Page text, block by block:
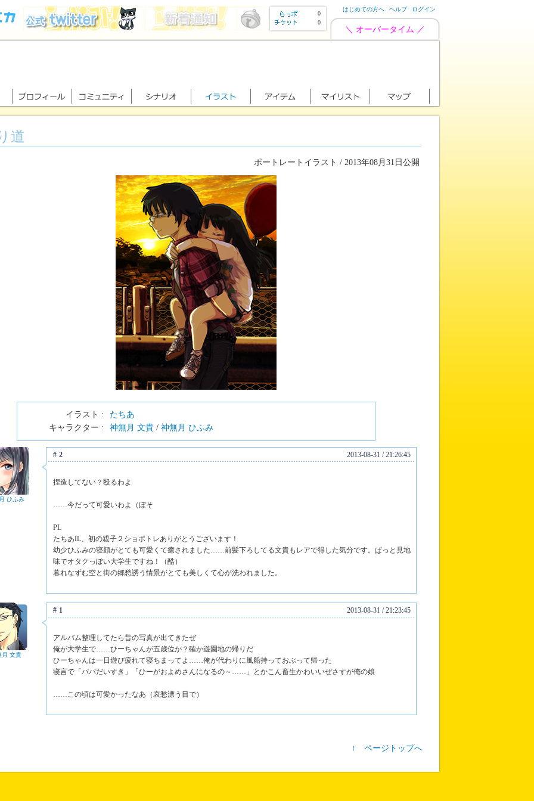
0
0
はじめての方へ ヘルプ ログイン
＼ オーバータイム ／
道
ポートレートイラスト / 2013年08月31日公開
イラスト :
たちあ
キャラクター :
神無月 文貴 / 神無月 ひふみ
ひふみ
#2 2013-08-31 / 21:26:45
捏造してない？殴るわよ
……今だって可愛いわよ（ぼそ
PL
たちあIL、初の親子２ショポトレありがとうございます！
幼少ひふみの寝顔がとても可愛くて癒されました……前髪下ろしてる文貴もレアで得した気分です。ぱっと見地
味でオタクっぽい大学生ですね！（酷）
暮れなずむ空と街の郷愁誘う情景がとても美しくて心が洗われました。
月 文貴
#1 2013-08-31 / 21:23:45
アルバム整理してたら昔の写真が出てきたぜ
俺が大学生で……ひーちゃんが五歳位か？確か遊園地の帰りだ
ひーちゃんは一日遊び疲れて寝ちまってよ……俺が代わりに風船持っておぶって帰った
寝言で「パパだいすき」「ひーがおよめさんになるの～……」とかこん畜生かわいいぜさすが俺の娘
……この頃は可愛かったなあ（哀愁漂う目で）
↑ ページトップへ